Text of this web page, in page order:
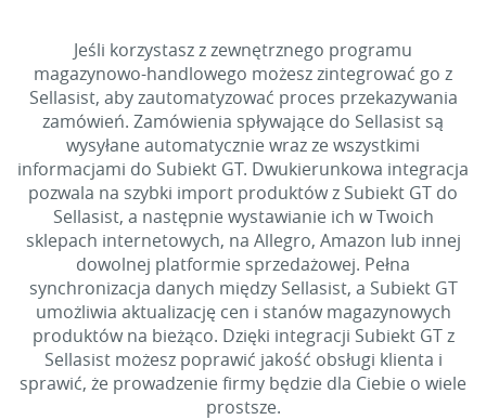
Jeśli korzystasz z zewnętrznego programu
magazynowo-handlowego możesz zintegrować go z
Sellasist, aby zautomatyzować proces przekazywania
zamówień. Zamówienia spływające do Sellasist są
wysyłane automatycznie wraz ze wszystkimi
informacjami do Subiekt GT. Dwukierunkowa integracja
pozwala na szybki import produktów z Subiekt GT do
Sellasist, a następnie wystawianie ich w Twoich
sklepach internetowych, na Allegro, Amazon lub innej
dowolnej platformie sprzedażowej. Pełna
synchronizacja danych między Sellasist, a Subiekt GT
umożliwia aktualizację cen i stanów magazynowych
produktów na bieżąco. Dzięki integracji Subiekt GT z
Sellasist możesz poprawić jakość obsługi klienta i
sprawić, że prowadzenie firmy będzie dla Ciebie o wiele
prostsze.